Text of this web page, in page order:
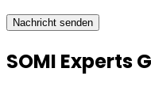
Nachricht senden
SOMI Experts